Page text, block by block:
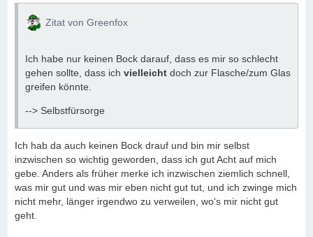
Zitat von Greenfox
Ich habe nur keinen Bock darauf, dass es mir so schlecht
gehen sollte, dass ich vielleicht doch zur Flasche/zum Glas
greifen könnte.
--> Selbstfürsorge
Ich hab da auch keinen Bock drauf und bin mir selbst
inzwischen so wichtig geworden, dass ich gut Acht auf mich
gebe. Anders als früher merke ich inzwischen ziemlich schnell,
was mir gut und was mir eben nicht gut tut, und ich zwinge mich
nicht mehr, länger irgendwo zu verweilen, wo‘s mir nicht gut
geht.